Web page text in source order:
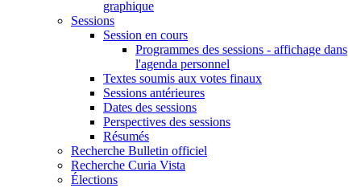
graphique
Sessions
Session en cours
Programmes des sessions - affichage dans
l'agenda personnel
Textes soumis aux votes finaux
Sessions antérieures
Dates des sessions
Perspectives des sessions
Résumés
Recherche Bulletin officiel
Recherche Curia Vista
Élections